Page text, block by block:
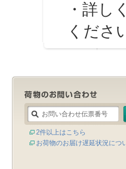
・詳し
くださ
2件以上はこちら
お荷物のお届け遅延状況につ